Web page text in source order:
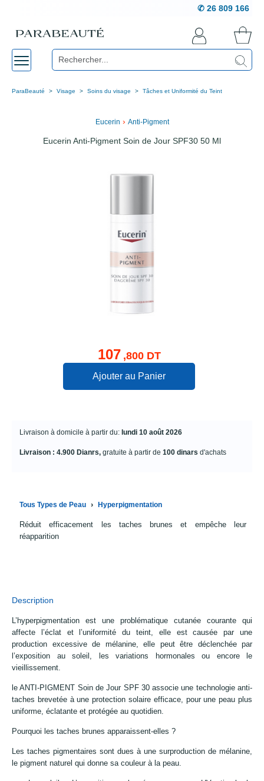
✆ 26 809 166
ParaBeauté Visage Soins du visage Tâches et Uniformité du Teint
Eucerin › Anti-Pigment
Eucerin Anti-Pigment Soin de Jour SPF30 50 Ml
107 ,800 DT
Ajouter au Panier
Livraison à domicile à partir du: lundi 10 août 2026
Livraison : 4.900 Dianrs, gratuite à partir de 100 dinars d'achats
Tous Types de Peau › Hyperpigmentation
Réduit efficacement les taches brunes et empêche leur
réapparition
Description
L’hyperpigmentation est une problématique cutanée courante qui
affecte l’éclat et l’uniformité du teint, elle est causée par une
production excessive de mélanine, elle peut être déclenchée par
l’exposition au soleil, les variations hormonales ou encore le
vieillissement.
le ANTI-PIGMENT Soin de Jour SPF 30 associe une technologie anti-
taches brevetée à une protection solaire efficace, pour une peau plus
uniforme, éclatante et protégée au quotidien.
Pourquoi les taches brunes apparaissent-elles ?
Les taches pigmentaires sont dues à une surproduction de mélanine,
le pigment naturel qui donne sa couleur à la peau.